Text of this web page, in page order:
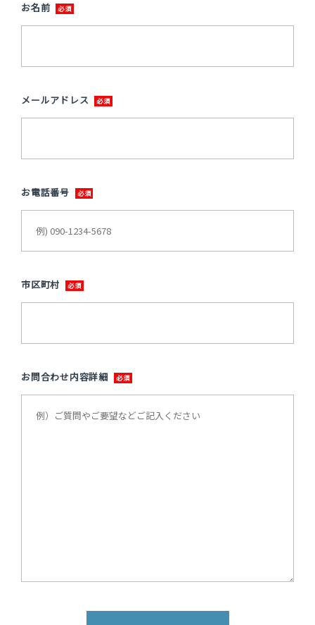
お名前
メールアドレス
お電話番号
市区町村
お問合わせ内容詳細